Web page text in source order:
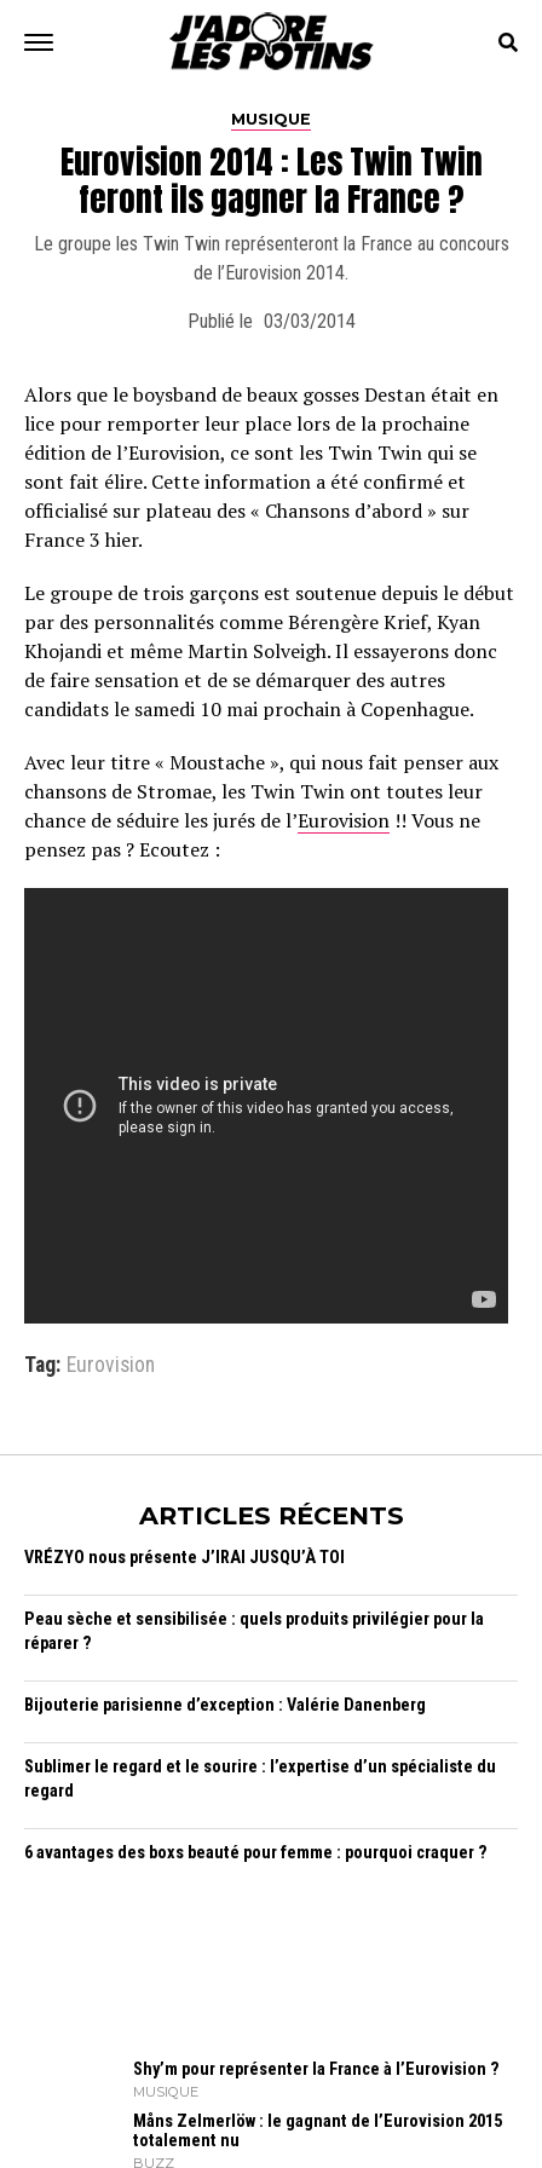
MUSIQUE
Eurovision 2014 : Les Twin Twin
feront ils gagner la France ?
Le groupe les Twin Twin représenteront la France au concours
de l’Eurovision 2014.
Publié le 03/03/2014
Alors que le boysband de beaux gosses Destan était en
lice pour remporter leur place lors de la prochaine
édition de l’Eurovision, ce sont les Twin Twin qui se
sont fait élire. Cette information a été confirmé et
officialisé sur plateau des « Chansons d’abord » sur
France 3 hier.
Le groupe de trois garçons est soutenue depuis le début
par des personnalités comme Bérengère Krief, Kyan
Khojandi et même Martin Solveigh. Il essayerons donc
de faire sensation et de se démarquer des autres
candidats le samedi 10 mai prochain à Copenhague.
Avec leur titre « Moustache », qui nous fait penser aux
chansons de Stromae, les Twin Twin ont toutes leur
chance de séduire les jurés de l’Eurovision !! Vous ne
pensez pas ? Ecoutez :
Tag: Eurovision
ARTICLES RÉCENTS
VRÉZYO nous présente J’IRAI JUSQU’À TOI
Peau sèche et sensibilisée : quels produits privilégier pour la
réparer ?
Bijouterie parisienne d’exception : Valérie Danenberg
Sublimer le regard et le sourire : l’expertise d’un spécialiste du
regard
6 avantages des boxs beauté pour femme : pourquoi craquer ?
Shy’m pour représenter la France à l’Eurovision ?
MUSIQUE
Måns Zelmerlöw : le gagnant de l’Eurovision 2015
totalement nu
BUZZ